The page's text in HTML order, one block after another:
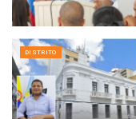
DISTRITO